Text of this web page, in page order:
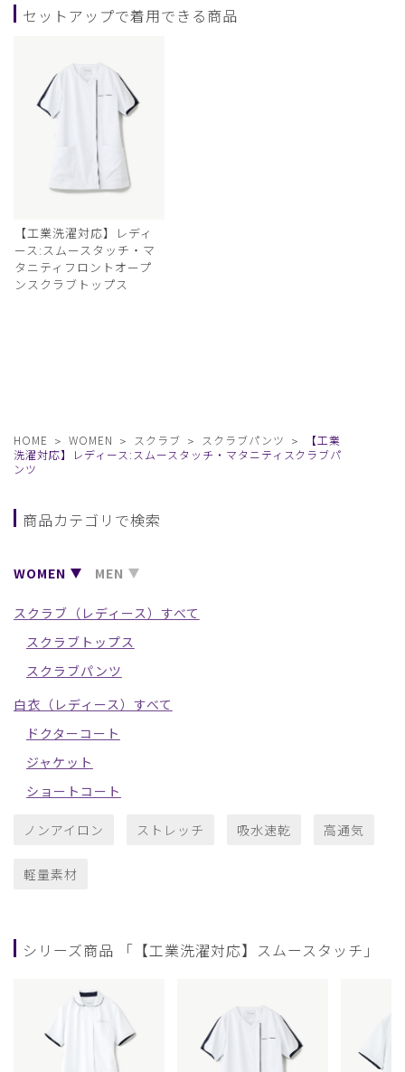
セットアップで着用できる商品
【工業洗濯対応】レディ
ース:スムースタッチ・マ
タニティフロントオープ
ンスクラブトップス
HOME WOMEN スクラブ スクラブパンツ
【工業
洗濯対応】レディース:スムースタッチ・マタニティスクラブパ
ンツ
商品カテゴリで検索
WOMEN MEN
スクラブ（レディース）すべて
スクラブトップス
スクラブパンツ
白衣（レディース）すべて
ドクターコート
ジャケット
ショートコート
ノンアイロン ストレッチ 吸水速乾 高通気
軽量素材
シリーズ商品 「【工業洗濯対応】スムースタッチ」